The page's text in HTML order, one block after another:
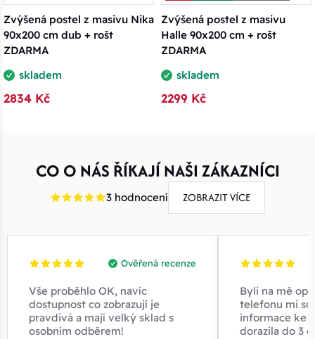
Zvýšená postel z masivu Nika
90x200 cm dub + rošt
ZDARMA
skladem
2834 Kč
Zvýšená postel z masivu
Halle 90x200 cm + rošt
ZDARMA
skladem
2299 Kč
CO O NÁS ŘÍKAJÍ NAŠI ZÁKAZNÍCI
3 hodnocení ZOBRAZIT VÍCE
Ověřená recenze
Vše proběhlo OK, navíc
dostupnost co zobrazují je
pravdivá a mají velký sklad s
osobním odběrem!
Byli na mě
telefonu mi
informace ke
dorazila do 3